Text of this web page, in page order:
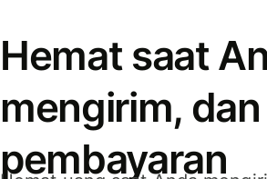
Hemat saat
mengirim,
pembayaran